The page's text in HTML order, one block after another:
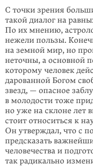
С точки зрения
такой диалог на
По их мнению,
нежели пользы.
на земной мир, но
неточны, а основной
кото­рому человек
дарованной Богом
звезд, — опасное
в моло­дости тоже
но уже на склоне лет
стоит относиться к
Он утверждал, что с
предсказать
человечества и
так радикально